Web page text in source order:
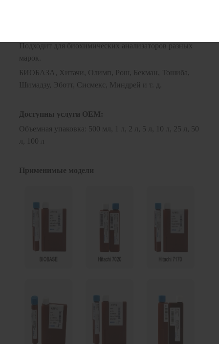
Подходит для биохимических анализаторов разных
марок.
БИОБАЗА, Хитачи, Олимп, Рош, Бекман, Тошиба,
Шимадзу, Эботт, Сисмекс, Миндрей и т. д.
Доступны услуги OEM:
Объемная упаковка: 500 мл, 1 л, 2 л, 5 л, 10 л, 25 л, 50
л, 100 л
Применимые модели